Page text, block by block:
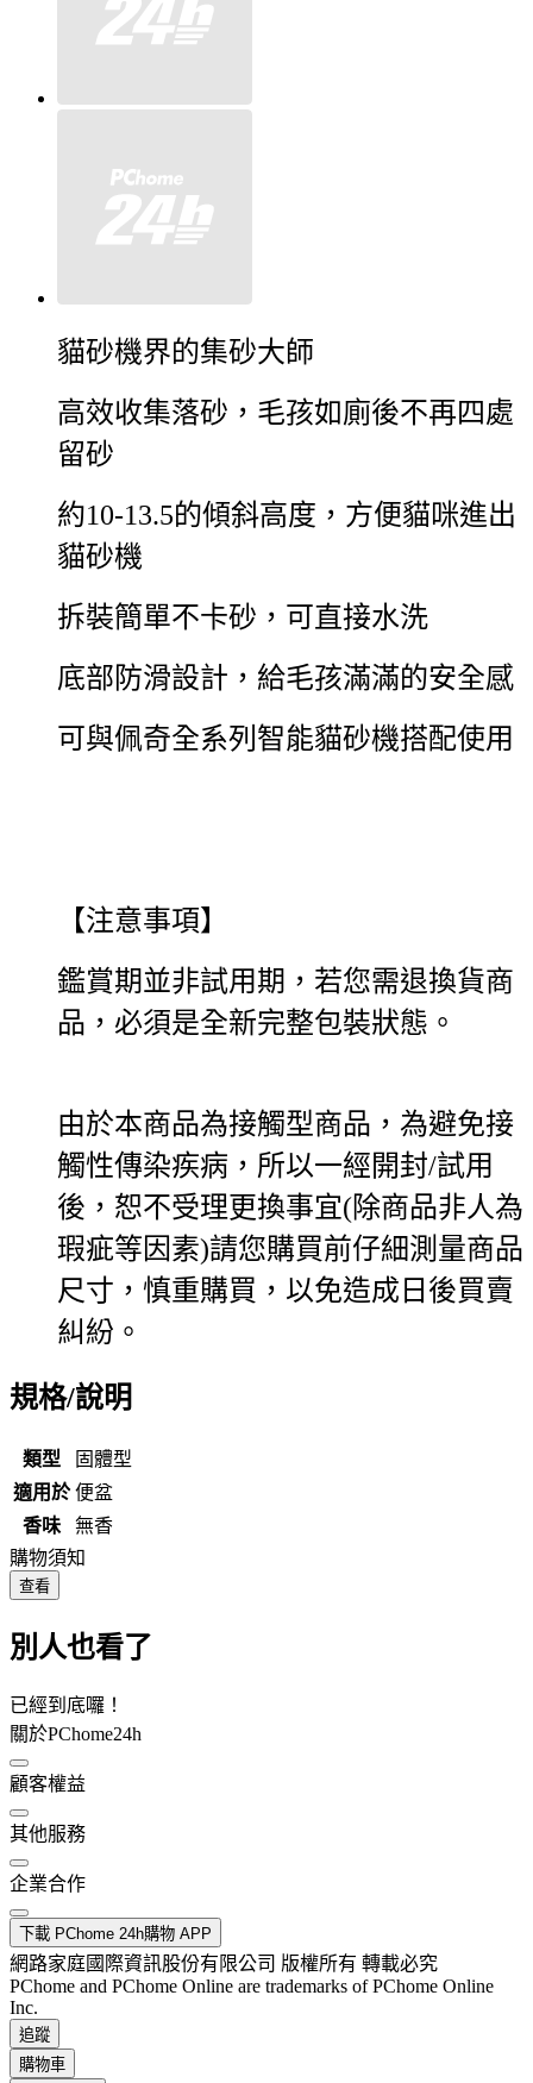
貓砂機界的集砂大師
高效收集落砂，毛孩如廁後不再四處
留砂
約10-13.5的傾斜高度，方便貓咪進出
貓砂機
拆裝簡單不卡砂，可直接水洗
底部防滑設計，給毛孩滿滿的安全感
可與佩奇全系列智能貓砂機搭配使用
【注意事項】
鑑賞期並非試用期，若您需退換貨商
品，必須是全新完整包裝狀態。
由於本商品為接觸型商品，為避免接
觸性傳染疾病，所以一經開封/試用
後，恕不受理更換事宜(除商品非人為
瑕疵等因素)請您購買前仔細測量商品
尺寸，慎重購買，以免造成日後買賣
糾紛。
規格/說明
類型
固體型
適用於 便盆
香味
無香
購物須知
查看
別人也看了
已經到底囉！
關於PChome24h
顧客權益
其他服務
企業合作
下載 PChome 24h購物 APP
網路家庭國際資訊股份有限公司 版權所有 轉載必究
PChome and PChome Online are trademarks of PChome Online
Inc.
追蹤
購物車